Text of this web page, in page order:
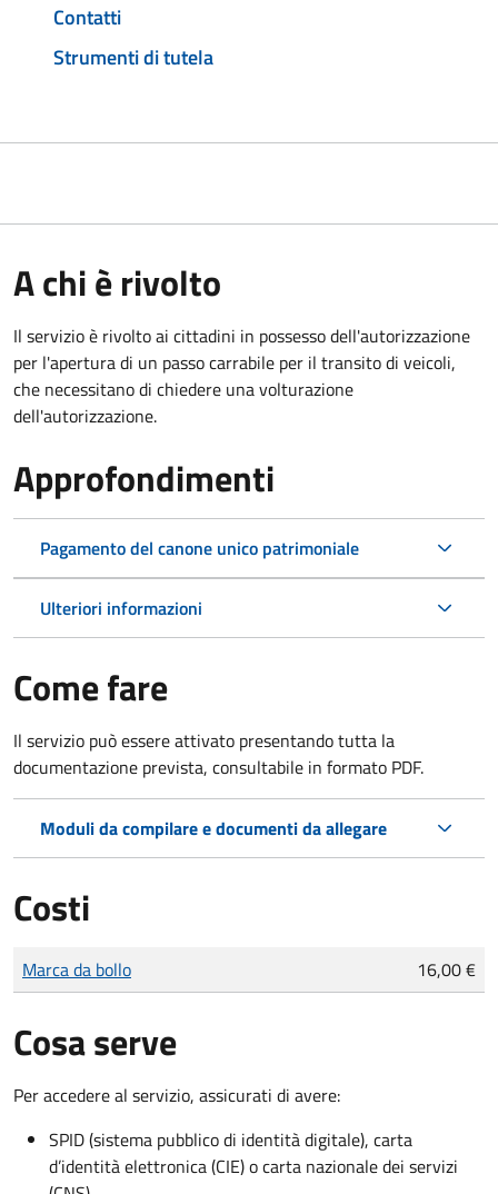
Contatti
Strumenti di tutela
A chi è rivolto
Il servizio è rivolto ai cittadini in possesso dell'autorizzazione
per l'apertura di un passo carrabile per il transito di veicoli,
che necessitano di chiedere una volturazione
dell'autorizzazione.
Approfondimenti
Pagamento del canone unico patrimoniale
Ulteriori informazioni
Come fare
Il servizio può essere attivato presentando tutta la
documentazione prevista, consultabile in formato PDF.
Moduli da compilare e documenti da allegare
Costi
Tipo di pagamento
Importo
Marca da bollo 16,00 €
Cosa serve
Per accedere al servizio, assicurati di avere:
SPID (sistema pubblico di identità digitale), carta
d’identità elettronica (CIE) o carta nazionale dei servizi